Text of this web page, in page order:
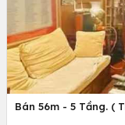
Bán 56m - 5 Tầng. (